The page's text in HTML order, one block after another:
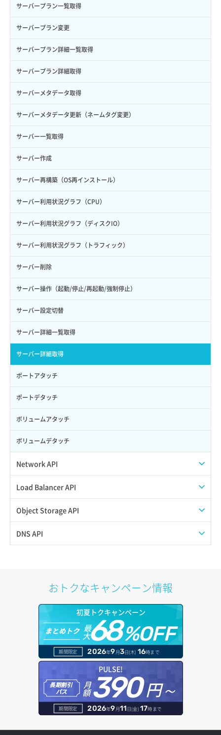
ロール削除
ロール更新
ロール詳細取得
ボリューム削除
ボリューム更新
ボリューム詳細一覧取得
ボリューム詳細取得
自動バックアップ有効化
自動バックアップ無効化
サーバープラン一覧取得
サーバープラン変更
サーバープラン詳細一覧取得
サーバープラン詳細取得
サーバーメタデータ取得
サーバーメタデータ更新（ネームタグ変更）
サーバー一覧取得
サーバー作成
サーバー再構築（OS再インストール）
サーバー利用状況グラフ（CPU）
サーバー利用状況グラフ（ディスクIO）
サーバー利用状況グラフ（トラフィック）
サーバー削除
サーバー操作（起動/停止/再起動/強制停止）
サーバー設定切替
サーバー詳細一覧取得
サーバー詳細取得
ポートアタッチ
ポートデタッチ
ボリュームアタッチ
ボリュームデタッチ
Network API
QoSポリシー一覧取得
QoSポリシー詳細取得
サブネット一覧取得
サブネット詳細取得
セキュリティグループ ルール一覧取得
セキュリティグループ ルール作成
セキュリティグループ ルール削除
セキュリティグループ ルール詳細取得
セキュリティグループ一覧取得
Load Balancer API
プール一覧取得
プール作成
ヘルスモニタ一覧取得
ヘルスモニタ作成
ヘルスモニタ削除
ヘルスモニタ更新
ヘルスモニタ詳細取得
Object Storage API
Web公開
オブジェクトダウンロード
オブジェクトバージョン管理
オブジェクト一覧取得
オブジェクト削除
オブジェクト削除予約
オブジェクト複製
DNS API
ドメイン情報登録
ドメイン詳細取得
レコード一覧取得
レコード作成
レコード更新
おトクなキャンペーン情報
初夏トクキャンペーン
まとめトク 最
大68%OFF
期間限定 2026年9月3日(木) 16時まで
PULSE!
長期割引
パス
月
額390円～
期間限定 2026年9月11日(金) 17時まで